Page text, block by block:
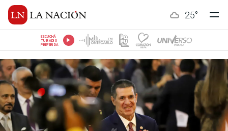
25°
ESCUCHÁ
TU RADIO
PREFERIDA